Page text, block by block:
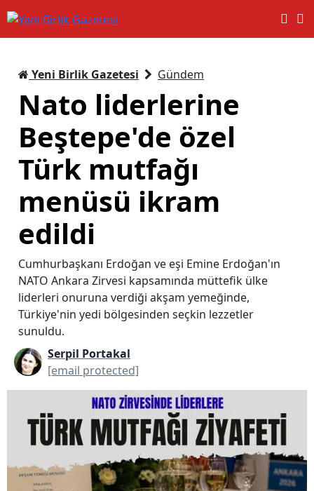
Yeni Birlik Gazetesi Gündem
Nato liderlerine
Beştepe'de özel
Türk mutfağı
menüsü ikram
edildi
Cumhurbaşkanı Erdoğan ve eşi Emine Erdoğan'ın
NATO Ankara Zirvesi kapsamında müttefik ülke
liderleri onuruna verdiği akşam yemeğinde,
Türkiye'nin yedi bölgesinden seçkin lezzetler
sunuldu.
Serpil Portakal
[email protected]